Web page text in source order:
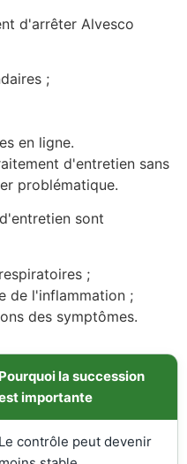
d'arrêter Alvesco
;
en ligne.
d'entretien sans
problématique.
sont
;
de l'inflammation ;
des symptômes.
Pourquoi la succession
importante
Le contrôle peut devenir